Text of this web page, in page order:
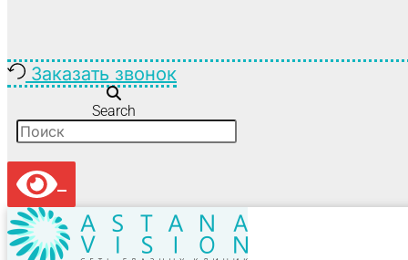
Заказать звонок
Search